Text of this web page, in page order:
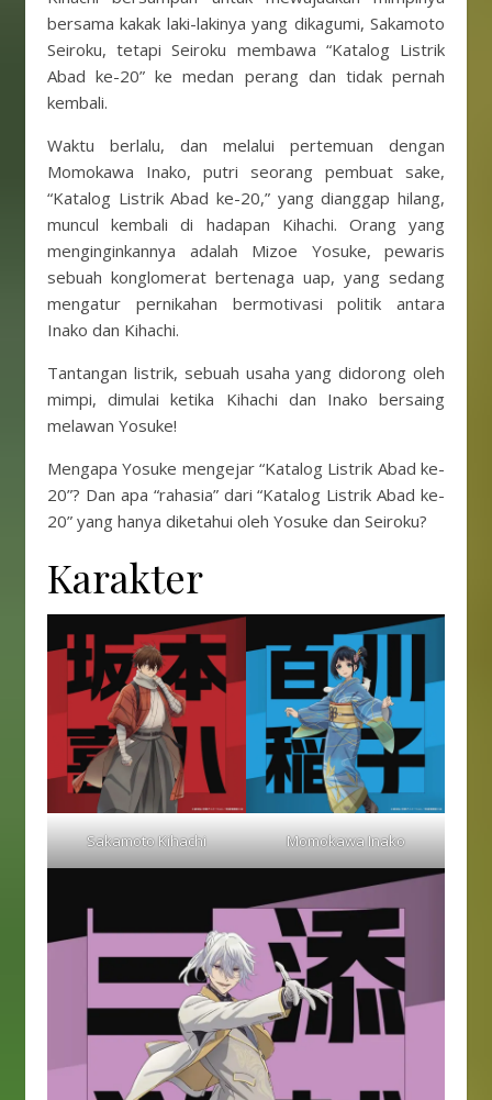
bersama kakak laki-lakinya yang dikagumi, Sakamoto
Seiroku, tetapi Seiroku membawa “Katalog Listrik
Abad ke-20” ke medan perang dan tidak pernah
kembali.
Waktu berlalu, dan melalui pertemuan dengan
Momokawa Inako, putri seorang pembuat sake,
“Katalog Listrik Abad ke-20,” yang dianggap hilang,
muncul kembali di hadapan Kihachi. Orang yang
menginginkannya adalah Mizoe Yosuke, pewaris
sebuah konglomerat bertenaga uap, yang sedang
mengatur pernikahan bermotivasi politik antara
Inako dan Kihachi.
Tantangan listrik, sebuah usaha yang didorong oleh
mimpi, dimulai ketika Kihachi dan Inako bersaing
melawan Yosuke!
Mengapa Yosuke mengejar “Katalog Listrik Abad ke-
20”? Dan apa “rahasia” dari “Katalog Listrik Abad ke-
20” yang hanya diketahui oleh Yosuke dan Seiroku?
Karakter
Sakamoto Kihachi Momokawa Inako